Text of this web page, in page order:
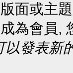
面或主
為會員,
以發表新